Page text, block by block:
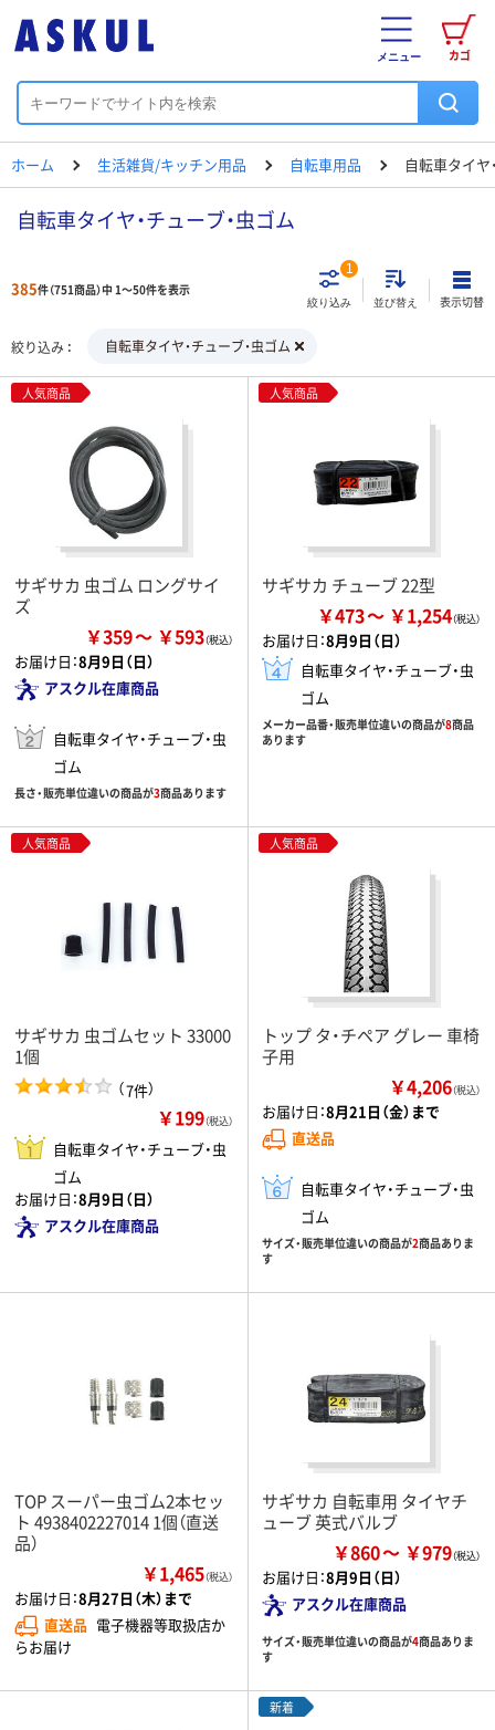
カゴ
メニュー
ホーム 生活雑貨/キッチン用品 自転車用品 自転車タイヤ
自転車タイヤ・チューブ・虫ゴム
385件（751商品）中 1～50件を表示
絞り込み
1
並び替え 表示切替
絞り込み 自転車タイヤ・チューブ・虫ゴム
人気商品
サギサカ 虫ゴム ロングサイ
ズ
￥359 ￥593
お届け日：8月9日（日）
アスクル在庫商品
自転車タイヤ・チューブ・虫
ゴム
長さ・販売単位違いの商品が3商品あります
人気商品
サギサカ チューブ 22型
￥473 ￥1,254
お届け日：8月9日（日）
自転車タイヤ・チューブ・虫
ゴム
メーカー品番・販売単位違いの商品が8商品
あります
人気商品
サギサカ 虫ゴムセット 33000
1個
（7件）
￥199（税込）
自転車タイヤ・チューブ・虫
ゴム
お届け日：8月9日（日）
アスクル在庫商品
人気商品
トップ タ・チペア グレー 車椅
子用
￥4,206（税込）
お届け日：8月21日（金）まで
直送品
自転車タイヤ・チューブ・虫
ゴム
サイズ・販売単位違いの商品が2商品ありま
す
TOP スーパー虫ゴム2本セッ
ト 4938402227014 1個（直送
品）
￥1,465（税込）
お届け日：8月27日（木）まで
直送品 電子機器等取扱店か
らお届け
サギサカ 自転車用 タイヤチ
ューブ 英式バルブ
￥860 ￥979
お届け日：8月9日（日）
アスクル在庫商品
サイズ・販売単位違いの商品が4商品ありま
す
新着